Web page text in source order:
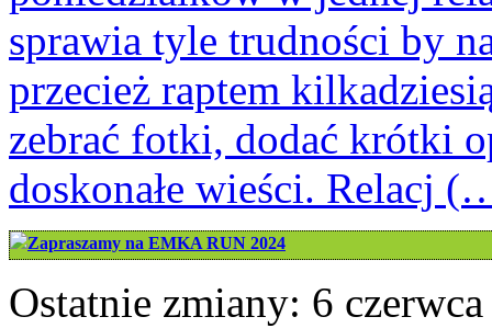
sprawia tyle trudności by
przecież raptem
zebrać fotki, dodać krótki
doskonałe wieści. Relacj
Zapraszamy na EMKA RUN 2024
Ostatnie zmiany: 6